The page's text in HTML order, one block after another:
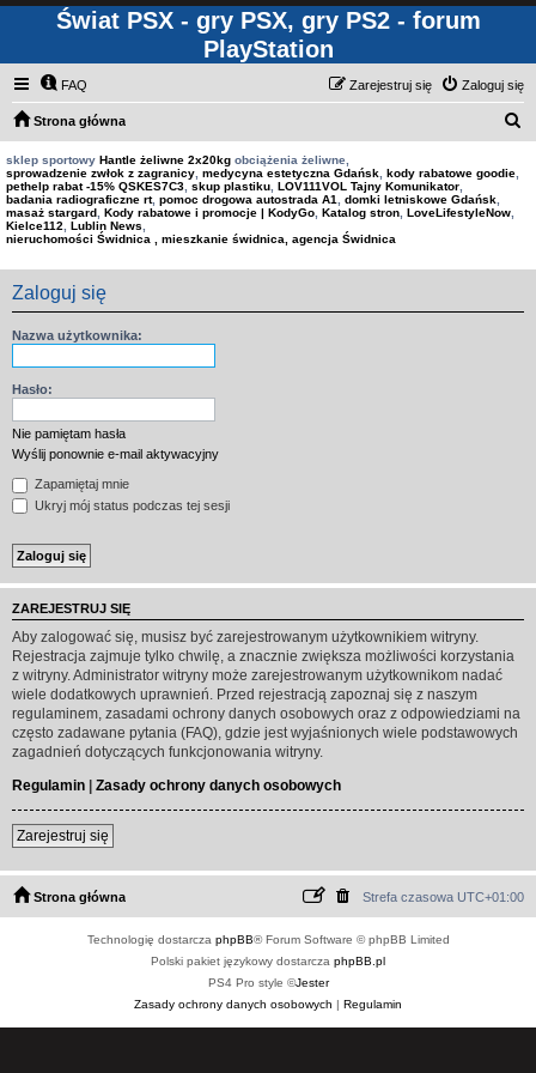
Świat PSX - gry PSX, gry PS2 - forum
PlayStation
FAQ Zaloguj się
Zarejestruj się
Strona główna
sklep sportowy Hantle żeliwne 2x20kg obciążenia żeliwne,
sprowadzenie zwłok z zagranicy medycyna estetyczna Gdańsk kody rabatowe goodie
pethelp rabat -15% QSKES7C3 skup plastiku LOV111VOL Tajny Komunikator
badania radiograficzne rt, pomoc drogowa autostrada A1 domki letniskowe Gdańsk
masaż stargard Kody rabatowe i promocje | KodyGo Katalog stron LoveLifestyleNow
Kielce112
Lublin News
nieruchomości Świdnica , mieszkanie świdnica, agencja Świdnica
Zaloguj się
Nazwa użytkownika:
Hasło:
Nie pamiętam hasła
Wyślij ponownie e-mail aktywacyjny
Zapamiętaj mnie
Ukryj mój status podczas tej sesji
ZAREJESTRUJ SIĘ
Aby zalogować się, musisz być zarejestrowanym użytkownikiem witryny.
Rejestracja zajmuje tylko chwilę, a znacznie zwiększa możliwości korzystania
z witryny. Administrator witryny może zarejestrowanym użytkownikom nadać
wiele dodatkowych uprawnień. Przed rejestracją zapoznaj się z naszym
regulaminem, zasadami ochrony danych osobowych oraz z odpowiedziami na
często zadawane pytania (FAQ), gdzie jest wyjaśnionych wiele podstawowych
zagadnień dotyczących funkcjonowania witryny.
Regulamin | Zasady ochrony danych osobowych
Zarejestruj się
Strona główna Strefa czasowa UTC+01:00
Technologię dostarcza phpBB® Forum Software © phpBB Limited
Polski pakiet językowy dostarcza phpBB.pl
PS4 Pro style ©Jester
Zasady ochrony danych osobowych | Regulamin